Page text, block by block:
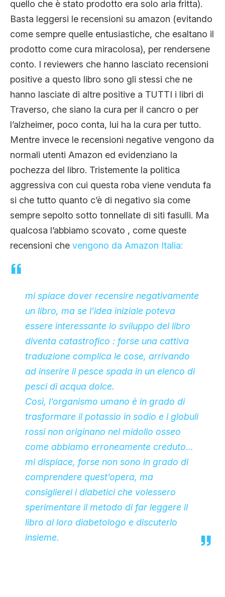
quello che è stato prodotto era solo aria fritta).
Basta leggersi le recensioni su amazon (evitando
come sempre quelle entusiastiche, che esaltano il
prodotto come cura miracolosa), per rendersene
conto. I reviewers che hanno lasciato recensioni
positive a questo libro sono gli stessi che ne
hanno lasciate di altre positive a TUTTI i libri di
Traverso, che siano la cura per il cancro o per
l’alzheimer, poco conta, lui ha la cura per tutto.
Mentre invece le recensioni negative vengono da
normali utenti Amazon ed evidenziano la
pochezza del libro. Tristemente la politica
aggressiva con cui questa roba viene venduta fa
si che tutto quanto c’è di negativo sia come
sempre sepolto sotto tonnellate di siti fasulli. Ma
qualcosa l’abbiamo scovato , come queste
recensioni che vengono da Amazon Italia:
mi spiace dover recensire negativamente
un libro, ma se l’idea iniziale poteva
essere interessante lo sviluppo del libro
diventa catastrofico : forse una cattiva
traduzione complica le cose, arrivando
ad inserire il pesce spada in un elenco di
pesci di acqua dolce.
Così, l’organismo umano è in grado di
trasformare il potassio in sodio e i globuli
rossi non originano nel midollo osseo
come abbiamo erroneamente creduto…
mi dispiace, forse non sono in grado di
comprendere quest’opera, ma
consiglierei i diabetici che volessero
sperimentare il metodo di far leggere il
libro al loro diabetologo e discuterlo
insieme.